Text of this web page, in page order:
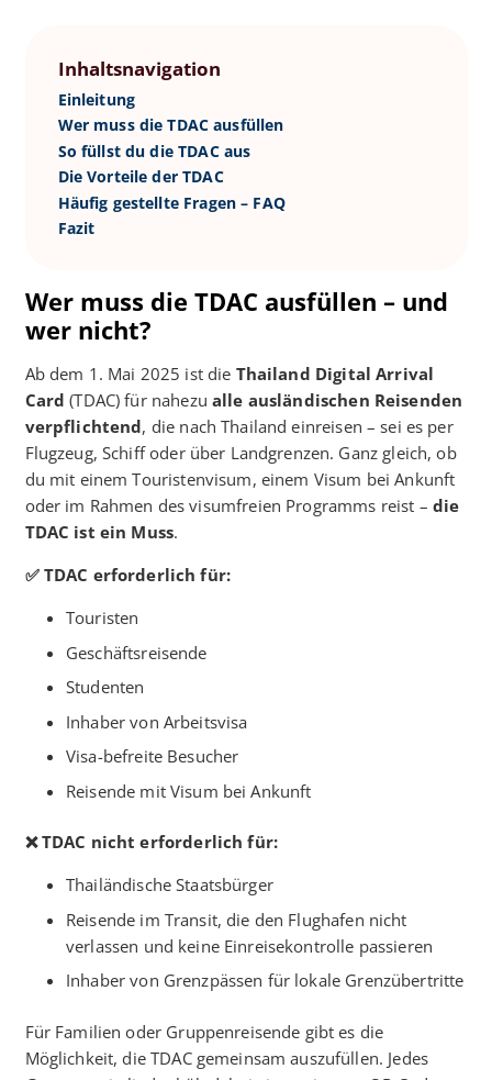
Inhaltsnavigation
Einleitung
Wer muss die TDAC ausfüllen
So füllst du die TDAC aus
Die Vorteile der TDAC
Häufig gestellte Fragen – FAQ
Fazit
Wer muss die TDAC ausfüllen – und
wer nicht?
Ab dem 1. Mai 2025 ist die Thailand Digital Arrival
Card (TDAC) für nahezu alle ausländischen Reisenden
verpflichtend, die nach Thailand einreisen – sei es per
Flugzeug, Schiff oder über Landgrenzen. Ganz gleich, ob
du mit einem Touristenvisum, einem Visum bei Ankunft
oder im Rahmen des visumfreien Programms reist – die
TDAC ist ein Muss.
✅ TDAC erforderlich für:
Touristen
Geschäftsreisende
Studenten
Inhaber von Arbeitsvisa
Visa-befreite Besucher
Reisende mit Visum bei Ankunft
❌ TDAC nicht erforderlich für:
Thailändische Staatsbürger
Reisende im Transit, die den Flughafen nicht
verlassen und keine Einreisekontrolle passieren
Inhaber von Grenzpässen für lokale Grenzübertritte
Für Familien oder Gruppenreisende gibt es die
Möglichkeit, die TDAC gemeinsam auszufüllen. Jedes